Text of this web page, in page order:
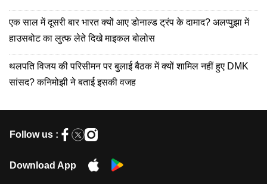
एक साल में दूसरी बार भारत क्यों आए डोनाल्ड ट्रंप के दामाद? अलप्पुझा में
हाउसबोट का लुत्फ लेते दिखे माइकल बोलोस
थलपति विजय की परिसीमन पर बुलाई बैठक में क्यों शामिल नहीं हुए DMK
सांसद? कनिमोझी ने बताई इसकी वजह
Follow us :
Download App